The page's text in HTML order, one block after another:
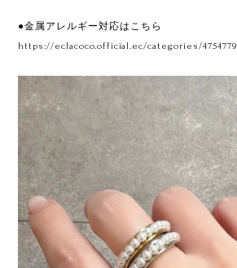
●金属アレルギー対応はこちら
https://eclacoco.official.ec/categories/4754779